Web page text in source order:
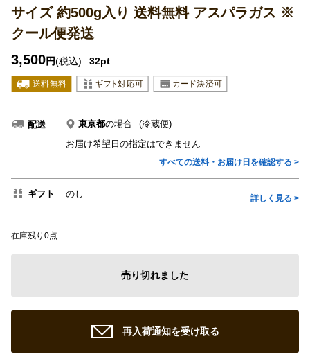
サイズ 約500g入り 送料無料 アスパラガス ※
クール便発送
3,500円(税込) 32pt
配送 東京都の場合
(冷蔵便)
お届け希望日の指定はできません
すべての送料・お届け日を確認する >
ギフト のし 詳しく見る >
在庫残り0点
売り切れました
再入荷通知を受け取る